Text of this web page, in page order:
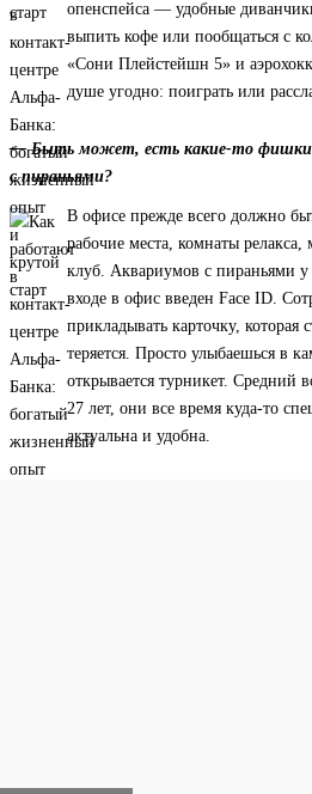
опенспейса — удобные
выпить кофе или пообщаться с
«Сони Плейстейшн 5» и
душе угодно: поиграть или
— Быть может, есть какие-то
с пираньями?
В офисе прежде всего должно
рабочие места, комнаты
клуб. Аквариумов с пираньями у
входе в офис введен Face ID.
прикладывать карточку, которая
теряется. Просто улыбаешься в
открывается турникет. Средний
27 лет, они все время куда-то
актуальна и удобна.